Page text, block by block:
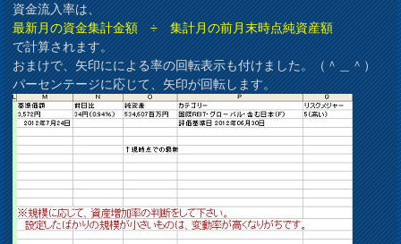
資金流入率は、
最新月の資金集計金額 ÷ 集計月の前月末時点純資産額
で計算されます。
おまけで、矢印にによる率の回転表示も付けました。（＾＿＾）
パーセンテージに応じて、矢印が回転します。